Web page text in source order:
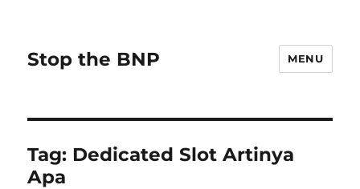
Stop the BNP MENU
Tag: Dedicated Slot Artinya
Apa